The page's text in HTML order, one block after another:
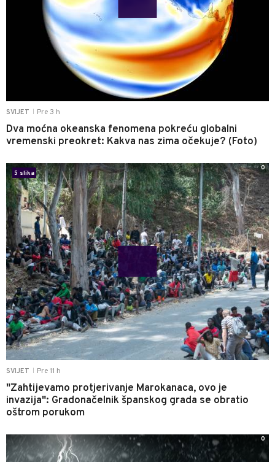
SVIJET Pre 3 h
Dva moćna okeanska fenomena pokreću globalni
vremenski preokret: Kakva nas zima očekuje? (Foto)
SVIJET Pre 11 h
"Zahtijevamo protjerivanje Marokanaca, ovo je
invazija": Gradonačelnik španskog grada se obratio
oštrom porukom
5 slika
0
0